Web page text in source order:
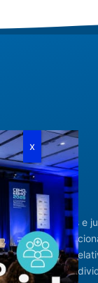
pessoas físicas e
higiene
e ações
de interesses